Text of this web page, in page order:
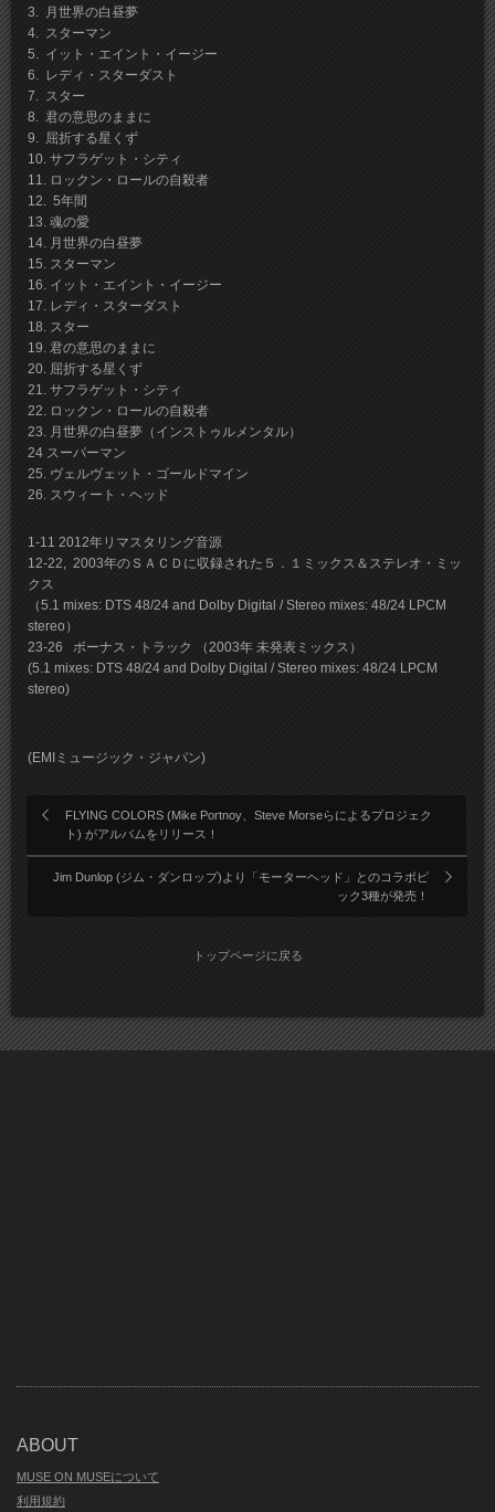
3. 月世界の白昼夢
4. スターマン
5. イット・エイント・イージー
6. レディ・スターダスト
7. スター
8. 君の意思のままに
9. 屈折する星くず
10. サフラゲット・シティ
11. ロックン・ロールの自殺者
12. 5年間
13. 魂の愛
14. 月世界の白昼夢
15. スターマン
16. イット・エイント・イージー
17. レディ・スターダスト
18. スター
19. 君の意思のままに
20. 屈折する星くず
21. サフラゲット・シティ
22. ロックン・ロールの自殺者
23. 月世界の白昼夢（インストゥルメンタル）
24 スーパーマン
25. ヴェルヴェット・ゴールドマイン
26. スウィート・ヘッド
1-11 2012年リマスタリング音源
12-22, 2003年のＳＡＣＤに収録された５．１ミックス＆ステレオ・ミッ
クス
（5.1 mixes: DTS 48/24 and Dolby Digital / Stereo mixes: 48/24 LPCM
stereo）
23-26 ボーナス・トラック （2003年 未発表ミックス）
(5.1 mixes: DTS 48/24 and Dolby Digital / Stereo mixes: 48/24 LPCM
stereo)
(EMIミュージック・ジャパン)
FLYING COLORS (Mike Portnoy、Steve Morseらによるプロジェク
ト) がアルバムをリリース！
Jim Dunlop (ジム・ダンロップ)より「モーターヘッド」とのコラボピ
ック3種が発売！
トップページに戻る
ABOUT
MUSE ON MUSEについて
利用規約